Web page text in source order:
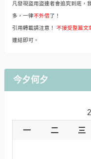
凡發現盜用盜連者會追究到底，
多，一律不外借了！
引用轉載請注意！ 不接受整篇文
連結即可。
今夕何夕
一 二 三